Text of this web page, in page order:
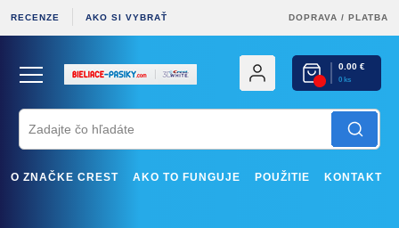
RECENZE AKO SI VYBRAŤ DOPRAVA / PLATBA
0.00 €
0 ks
O ZNAČKE CREST AKO TO FUNGUJE POUŽITIE KONTAKT